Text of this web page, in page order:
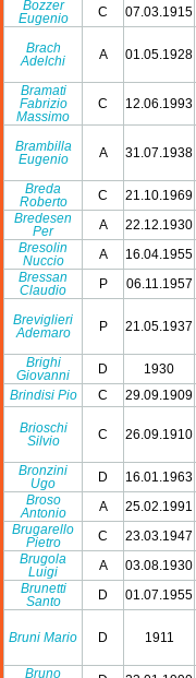
Bozzer
Eugenio
C 07.03.1915
Brach
Adelchi
A 01.05.1928
Bramati
Fabrizio
Massimo
C 12.06.1993
Brambilla
Eugenio
A 31.07.1938
Breda
Roberto
C 21.10.1969
Bredesen
Per
A 22.12.1930
Bresolin
Nuccio
A 16.04.1955
Bressan
Claudio
P 06.11.1957
Breviglieri
Ademaro
P 21.05.1937
Brighi
Giovanni
D 1930
Brindisi Pio
C 29.09.1909
Brioschi
Silvio
C 26.09.1910
Bronzini
Ugo
D 16.01.1963
Broso
Antonio
A 25.02.1991
Brugarello
Pietro
C 23.03.1947
Brugola
Luigi
A 03.08.1930
Brunetti
Santo
D 01.07.1955
Bruni Mario D 1911
Bruno